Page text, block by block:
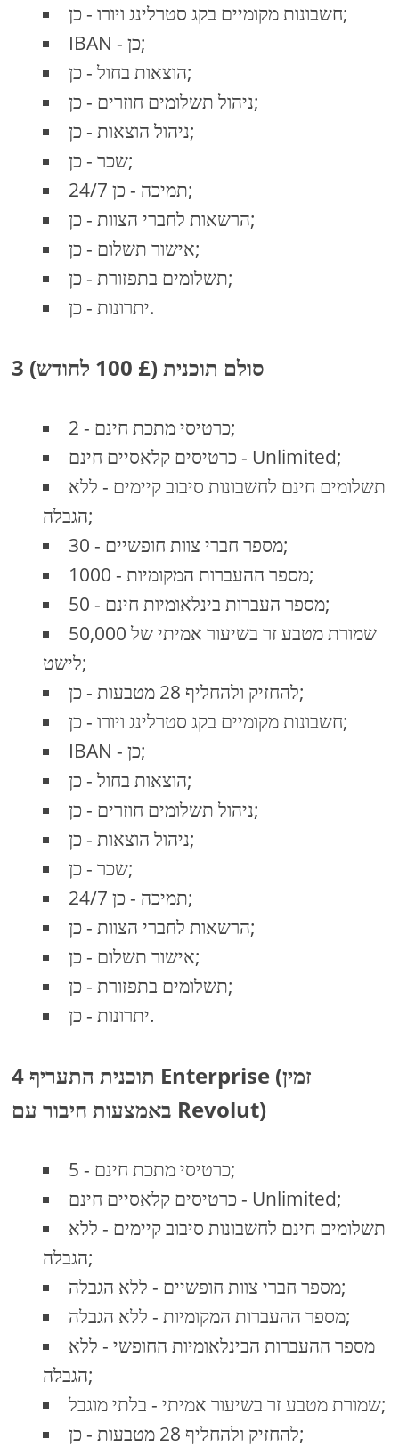
חשבונות מקומיים בקג סטרלינג ויורו - כן;
IBAN - כן;
הוצאות בחול - כן;
ניהול תשלומים חוזרים - כן;
ניהול הוצאות - כן;
שכר - כן;
24/7 תמיכה - כן;
הרשאות לחברי הצוות - כן;
אישור תשלום - כן;
תשלומים בתפזורת - כן;
יתרונות - כן.
3 סולם תוכנית (£ 100 לחודש)
כרטיסי מתכת חינם - 2;
כרטיסים קלאסיים חינם - Unlimited;
תשלומים חינם לחשבונות סיבוב קיימים - ללא
הגבלה;
מספר חברי צוות חופשיים - 30;
מספר ההעברות המקומיות - 1000;
מספר העברות בינלאומיות חינם - 50;
שמורת מטבע זר בשיעור אמיתי של 50,000
לישט;
להחזיק ולהחליף 28 מטבעות - כן;
חשבונות מקומיים בקג סטרלינג ויורו - כן;
IBAN - כן;
הוצאות בחול - כן;
ניהול תשלומים חוזרים - כן;
ניהול הוצאות - כן;
שכר - כן;
24/7 תמיכה - כן;
הרשאות לחברי הצוות - כן;
אישור תשלום - כן;
תשלומים בתפזורת - כן;
יתרונות - כן.
4 תוכנית התעריף Enterprise (זמין
באמצעות חיבור עם Revolut)
כרטיסי מתכת חינם - 5;
כרטיסים קלאסיים חינם - Unlimited;
תשלומים חינם לחשבונות סיבוב קיימים - ללא
הגבלה;
מספר חברי צוות חופשיים - ללא הגבלה;
מספר ההעברות המקומיות - ללא הגבלה;
מספר ההעברות הבינלאומיות החופשי - ללא
הגבלה;
שמורת מטבע זר בשיעור אמיתי - בלתי מוגבל;
להחזיק ולהחליף 28 מטבעות - כן;